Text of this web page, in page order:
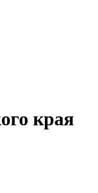
края